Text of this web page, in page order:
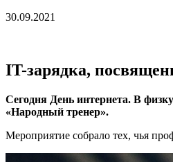
30.09.2021
IT-зарядка,
Сегодня День интернета. В
«Народный тренер».
Мероприятие собрало тех, чья